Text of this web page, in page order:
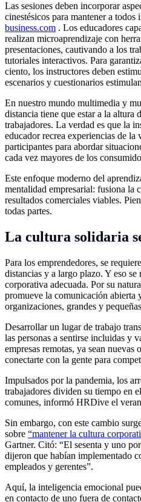
Las sesiones deben incorporar
cinestésicos para mantener a todos
business.com . Los educadores
realizan microaprendizaje con
presentaciones, cautivando a los
tutoriales interactivos. Para
ciento, los instructores deben
escenarios y cuestionarios
En nuestro mundo multimedia y
distancia tiene que estar a la altura
trabajadores. La verdad es que la
educador recrea experiencias de la
participantes para abordar
cada vez mayores de los
Este enfoque moderno del
mentalidad empresarial: fusiona la
resultados comerciales viables.
todas partes.
La cultura solidaria
Para los emprendedores, se
distancias y a largo plazo. Y eso se
corporativa adecuada. Por su
promueve la comunicación abierta
organizaciones, grandes y
Desarrollar un lugar de trabajo
las personas a sentirse incluidas y
empresas remotas, ya sean nuevas
conectarte con la gente para
Impulsados por la pandemia, los
trabajadores dividen su tiempo en
comunes, informó HRDive el
Sin embargo, con este cambio
sobre “mantener la cultura
Gartner. Citó: “El sesenta y uno
dijeron que habían implementado
empleados y gerentes”.
Aquí, la inteligencia emocional
en contacto de uno fuera de